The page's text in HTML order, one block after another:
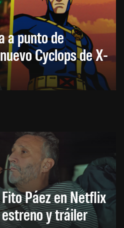
a punto de
Cyclops de X-
Páez en Netflix
y tráiler